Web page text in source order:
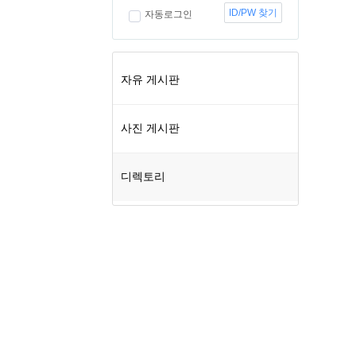
자동로그인 ID/PW 찾기
자유 게시판
사진 게시판
디렉토리